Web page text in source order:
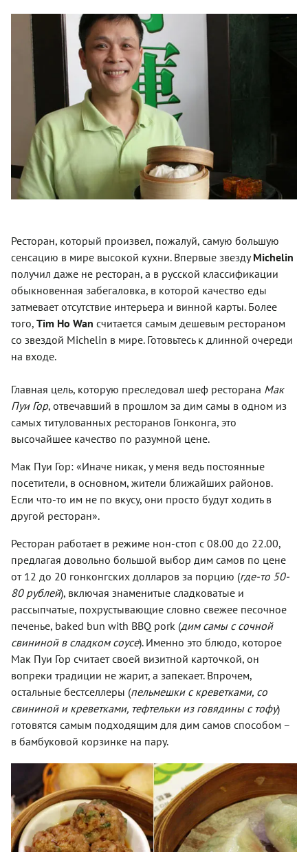
Ресторан, который произвел, пожалуй, самую большую
сенсацию в мире высокой кухни. Впервые звездуMichelin
получил даже не ресторан, а в русской классификации
обыкновенная забегаловка, в которой качество еды
затмевает отсутствие интерьера и винной карты. Более
того, Tim Ho Wan считается самым дешевым рестораном
со звездой Michelin в мире. Готовьтесь к длинной очереди
на входе.
Главная цель, которую преследовал шеф ресторана Мак
Пуи Гор, отвечавший в прошлом за дим самы в одном из
самых титулованных ресторанов Гонконга, это
высочайшее качество по разумной цене.
Мак Пуи Гор: «Иначе никак, у меня ведь постоянные
посетители, в основном, жители ближайших районов.
Если что-то им не по вкусу, они просто будут ходить в
другой ресторан».
Ресторан работает в режиме нон-стоп с 08.00 до 22.00,
предлагая довольно большой выбор дим самов по цене
от 12 до 20 гонконгских долларов за порцию (где-то 50-
80 рублей), включая знаменитые сладковатые и
рассыпчатые, похрустывающие словно свежее песочное
печенье, baked bun with BBQ pork (дим самы с сочной
свининой в сладком соусе). Именно это блюдо, которое
Мак Пуи Гор считает своей визитной карточкой, он
вопреки традиции не жарит, а запекает. Впрочем,
остальные бестселлеры (пельмешки с креветками, со
свининой и креветками, тефтельки из говядины с тофу)
готовятся самым подходящим для дим самов способом –
в бамбуковой корзинке на пару.